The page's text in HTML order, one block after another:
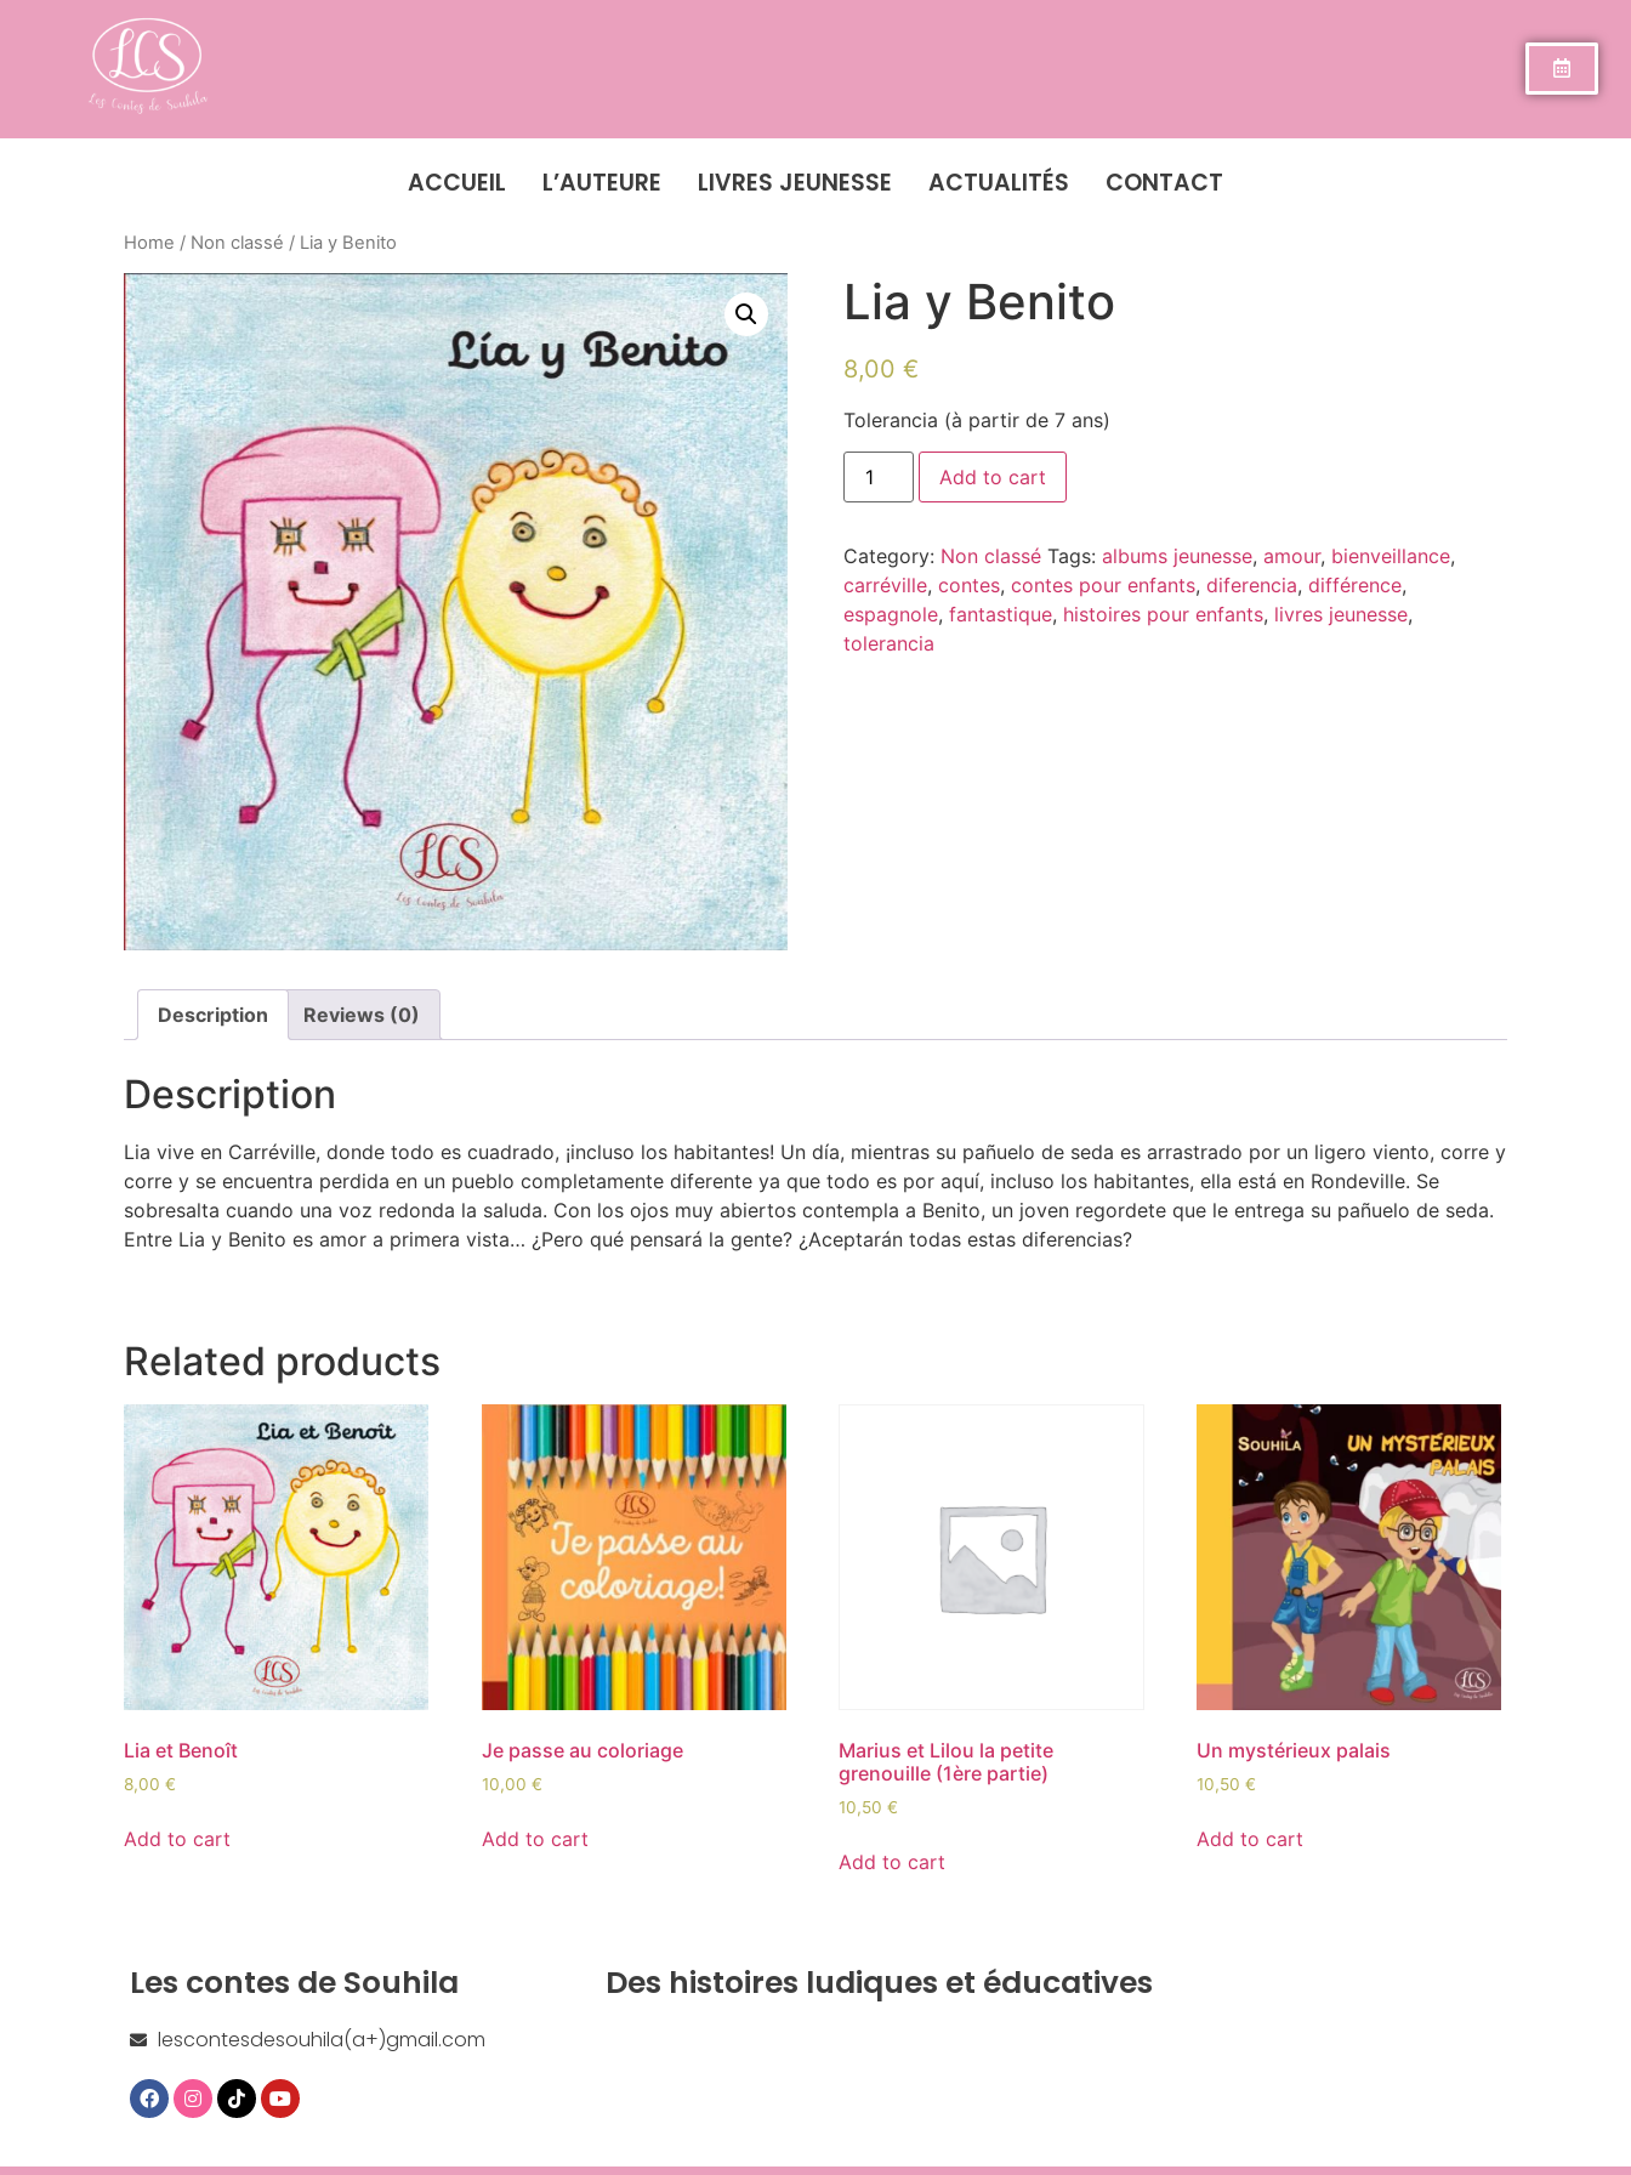
ACCUEIL L’AUTEURE LIVRES JEUNESSE ACTUALITÉS CONTACT
Home / Non classé / Lia y Benito
Lia y Benito
8,00 €
Tolerancia (à partir de 7 ans)
Add to cart
Category: Non classé Tags: albums jeunesse, amour, bienveillance,
carréville, contes, contes pour enfants, diferencia, différence,
espagnole, fantastique, histoires pour enfants, livres jeunesse,
tolerancia
Description Reviews (0)
Description
Lia vive en Carréville, donde todo es cuadrado, ¡incluso los habitantes! Un día, mientras su pañuelo de seda es arrastrado por un ligero viento, corre y
corre y se encuentra perdida en un pueblo completamente diferente ya que todo es por aquí, incluso los habitantes, ella está en Rondeville. Se
sobresalta cuando una voz redonda la saluda. Con los ojos muy abiertos contempla a Benito, un joven regordete que le entrega su pañuelo de seda.
Entre Lia y Benito es amor a primera vista… ¿Pero qué pensará la gente? ¿Aceptarán todas estas diferencias?
Related products
Lia et Benoît
8,00 €
Add to cart
Je passe au coloriage
10,00 €
Add to cart
Marius et Lilou la petite
grenouille (1ère partie)
10,50€
Add to cart
Un mystérieux palais
10,50€
Add to cart
Les contes de Souhila
lescontesdesouhila(a+)gmail.com
Des histoires ludiques et éducatives